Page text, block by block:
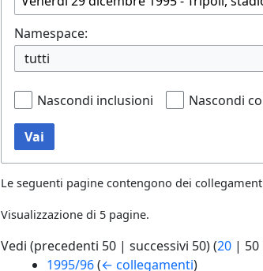
Namespace:
tutti
Nascondi inclusioni Nascondi
Vai
Le seguenti pagine contengono dei
Visualizzazione di 5 pagine.
Vedi (precedenti 50 | successivi 50) (20 | 50
1995/96 (← collegamenti)